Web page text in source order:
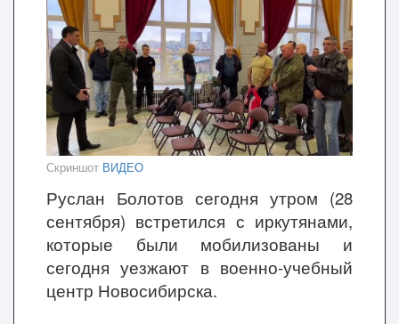
Скриншот ВИДЕО
Руслан Болотов сегодня утром (28
сентября) встретился с иркутянами,
которые были мобилизованы и
сегодня уезжают в военно-учебный
центр Новосибирска.